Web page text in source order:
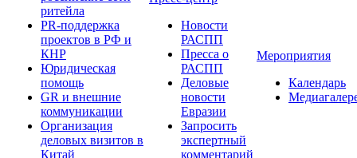
ритейла
PR-поддержка
проектов в РФ и
КНР
Юридическая
помощь
GR и внешние
коммуникации
Организация
деловых визитов в
Китай
Новости
РАСПП
Пресса о
РАСПП
Деловые
новости
Евразии
Запросить
экспертный
комментарий
Мероприятия
Календарь